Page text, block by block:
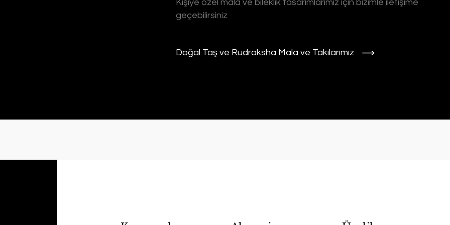
Kişiye özel mala ve bileklik tasarımlarımız için bizimle iletişime
geçebilirsiniz
Doğal Taş ve Rudraksha Mala ve Takılarımız